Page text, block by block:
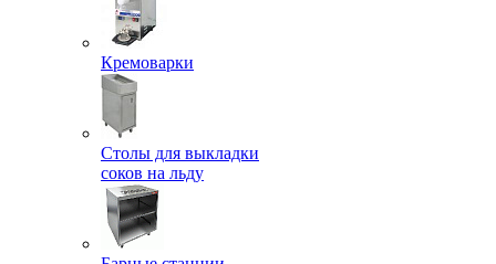
Кремоварки
Столы для выкладки
соков на льду